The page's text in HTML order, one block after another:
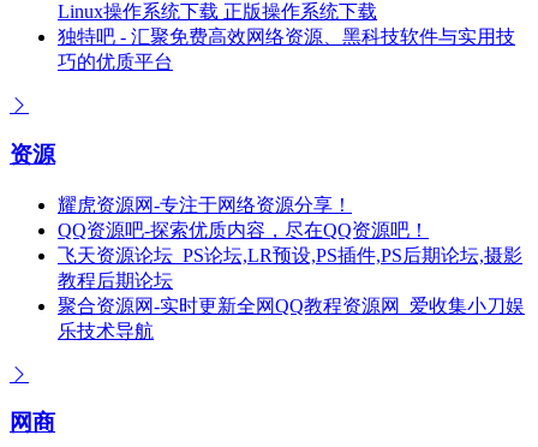
Linux操作系统下载 正版操作系统下载
独特吧 - 汇聚免费高效网络资源、黑科技软件与实用技
巧的优质平台
资源
耀虎资源网-专注于网络资源分享！
QQ资源吧-探索优质内容，尽在QQ资源吧！
飞天资源论坛_PS论坛,LR预设,PS插件,PS后期论坛,摄影
教程后期论坛
聚合资源网-实时更新全网QQ教程资源网_爱收集小刀娱
乐技术导航
网商